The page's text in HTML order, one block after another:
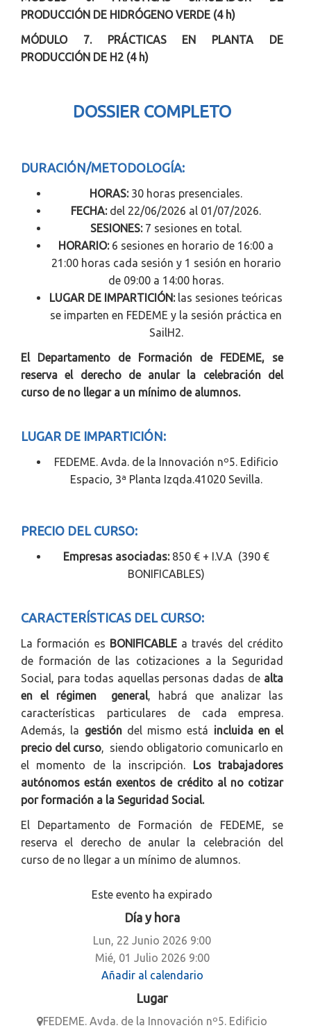
PRODUCCIÓN DE HIDRÓGENO VERDE (4 h)
MÓDULO 7. PRÁCTICAS EN PLANTA DE
PRODUCCIÓN DE H2 (4 h)
DOSSIER COMPLETO
DURACIÓN/METODOLOGÍA:
HORAS:30 horas presenciales.
FECHA:del 22/06/2026 al 01/07/2026.
SESIONES:7 sesiones en total.
HORARIO: 6 sesiones en horario de 16:00 a
21:00 horas cada sesión y 1 sesión en horario
de 09:00 a 14:00 horas.
LUGAR DE IMPARTICIÓN: las sesiones teóricas
se imparten en FEDEME y la sesión práctica en
SailH2.
El Departamento de Formación de FEDEME, se
reserva el derecho de anular la celebración del
curso de no llegar a un mínimo de alumnos.
LUGAR DE IMPARTICIÓN:
FEDEME. Avda. de la Innovación nº5. Edificio
Espacio, 3ª Planta Izqda.41020 Sevilla.
PRECIO DEL CURSO:
Empresas asociadas:850 € + I.V.A (390 €
BONIFICABLES)
CARACTERÍSTICAS DEL CURSO:
La formación es BONIFICABLEa través del crédito
de formación de las cotizaciones a la Seguridad
Social, para todas aquellas personas dadas de alta
en el régimen general , habrá que analizar las
características particulares de cada empresa.
Además, la gestión del mismo está incluida en el
precio del curso , siendo obligatorio comunicarlo en
el momento de la inscripción. Los trabajadores
autónomos están exentos de crédito al no cotizar
por formación a la Seguridad Social.
El Departamento de Formación de FEDEME, se
reserva el derecho de anular la celebración del
curso de no llegar a un mínimo de alumnos.
Este evento ha expirado
Día y hora
Lun, 22 Junio 2026 9:00
Mié, 01 Julio 2026 9:00
Añadir al calendario
Lugar
FEDEME. Avda. de la Innovación nº5. Edificio